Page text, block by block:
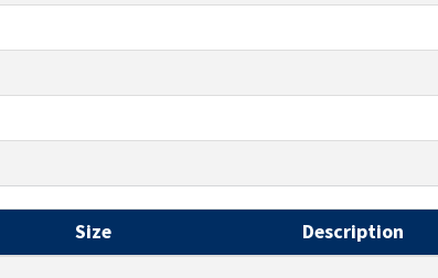
Size Description